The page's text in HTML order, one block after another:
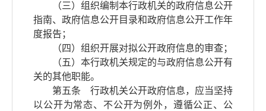
（三）组织编制本行政机关的政府信息公开
指南、政府信息公开目录和政府信息公开工作年
度报告；
（四）组织开展对拟公开政府信息的审查；
（五）本行政机关规定的与政府信息公开有
关的其他职能。
第五条 行政机关公开政府信息，应当坚持
以公开为常态、不公开为例外，遵循公正、公